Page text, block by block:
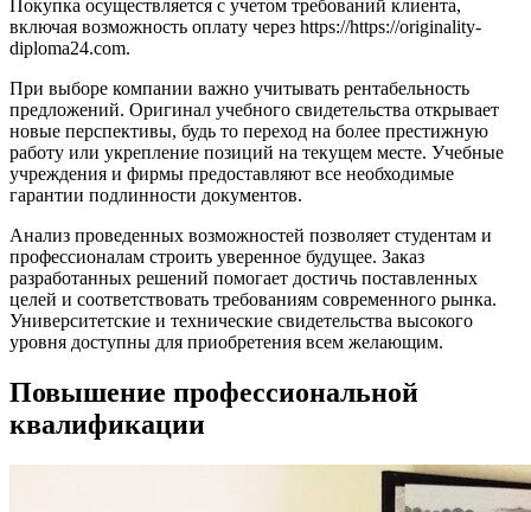
Покупка осуществляется с учетом требований клиента,
включая возможность оплату через https://https://originality-
diploma24.com.
При выборе компании важно учитывать рентабельность
предложений. Оригинал учебного свидетельства открывает
новые перспективы, будь то переход на более престижную
работу или укрепление позиций на текущем месте. Учебные
учреждения и фирмы предоставляют все необходимые
гарантии подлинности документов.
Анализ проведенных возможностей позволяет студентам и
профессионалам строить уверенное будущее. Заказ
разработанных решений помогает достичь поставленных
целей и соответствовать требованиям современного рынка.
Университетские и технические свидетельства высокого
уровня доступны для приобретения всем желающим.
Повышение профессиональной
квалификации